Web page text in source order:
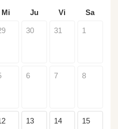
Mi Ju Vi Sa
30 31 1
6 7 8
13 14 15